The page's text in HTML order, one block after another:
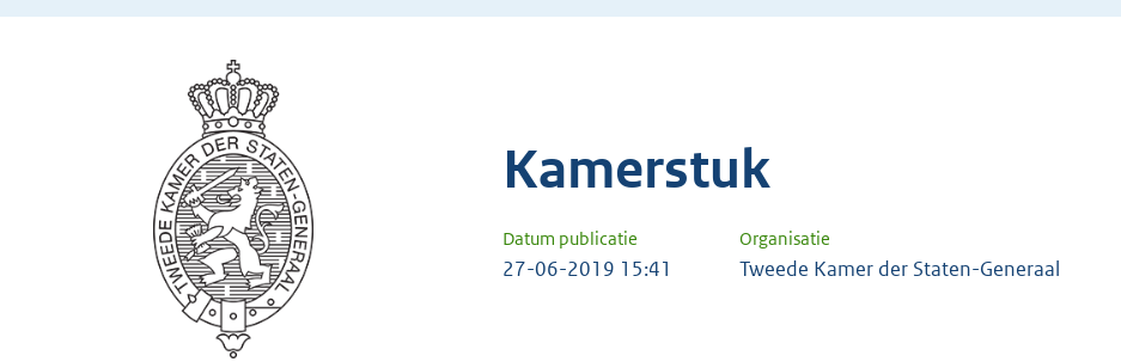
Kamerstuk
Datum publicatie Organisatie
27-06-2019 15:41 Tweede Kamer der Staten-Generaal